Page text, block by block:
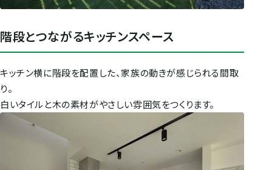
階段とつながるキッチンスペース
キッチン横に階段を配置した、家族の動きが感じられる間取
り。
白いタイルと木の素材がやさしい雰囲気をつくります。